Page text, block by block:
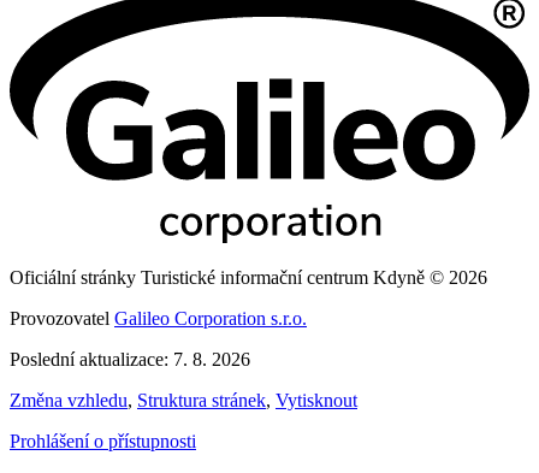
Oficiální stránky Turistické informační centrum Kdyně © 2026
Provozovatel Galileo Corporation s.r.o.
Poslední aktualizace: 7. 8. 2026
Změna vzhledu, Struktura stránek, Vytisknout
Prohlášení o přístupnosti